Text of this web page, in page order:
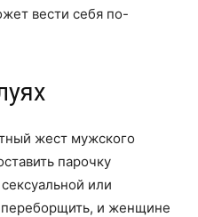
вести себя по-
жест мужского
парочку
или
и женщине